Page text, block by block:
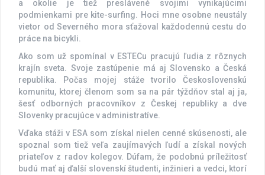
a okolie je tiež preslávené svojimi vynikajúcimi
podmienkami pre kite-surfing. Hoci mne osobne neustály
vietor od Severného mora sťažoval každodennú cestu do
práce na bicykli.
Ako som už spomínal v ESTECu pracujú ľudia z rôznych
krajín sveta. Svoje zastúpenie má aj Slovensko a Česká
republika. Počas mojej stáže tvorilo Československú
komunitu, ktorej členom som sa na pár týždňov stal aj ja,
šesť odborných pracovníkov z Českej republiky a dve
Slovenky pracujúce v administratíve.
Vďaka stáži v ESA som získal nielen cenné skúsenosti, ale
spoznal som tiež veľa zaujímavých ľudí a získal nových
priateľov z radov kolegov. Dúfam, že podobnú príležitosť
budú mať aj ďalší slovenskí študenti, inžinieri a vedci, ktorí